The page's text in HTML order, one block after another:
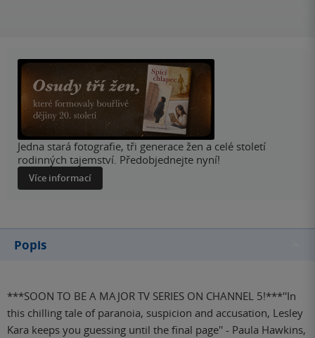
Jedna stará fotografie, tři generace žen a celé století
rodinných tajemství. Předobjednejte nyní!
Více informací
Popis
***SOON TO BE A MAJOR TV SERIES ON CHANNEL 5!***''In
this chilling tale of paranoia, suspicion and accusation, Lesley
Kara keeps you guessing until the final page'' - Paula Hawkins,